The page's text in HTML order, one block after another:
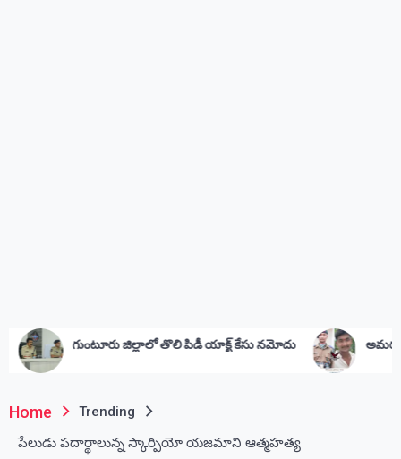
తొలి పిడీ యాక్ట్ కేసు నమోదు అమర జవాన్‌కు సీఎం జగన్ నివాళి
Home
Trending
పేలుడు పదార్థాలున్న స్కార్పియో యజమాని ఆత్మహత్య